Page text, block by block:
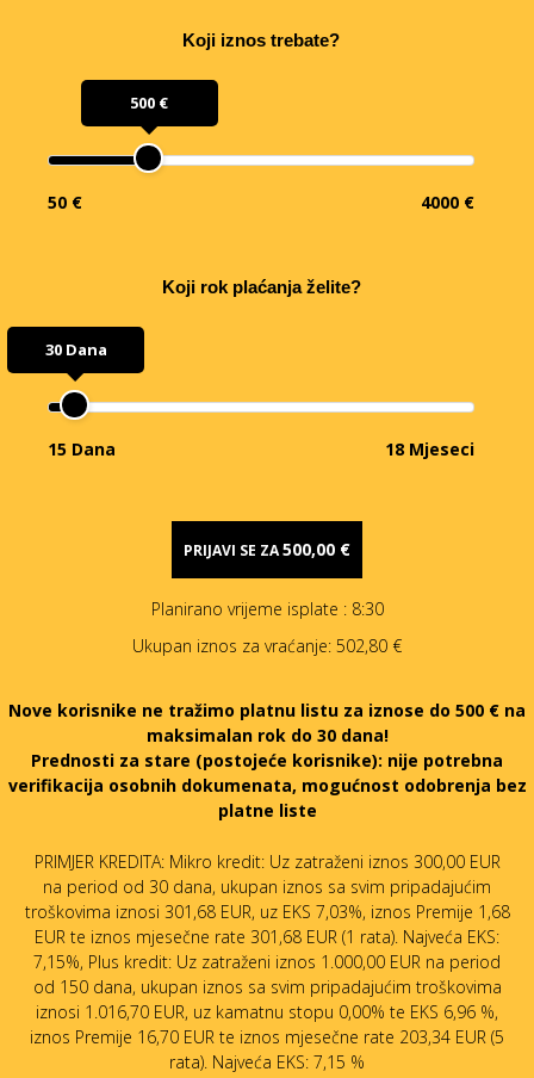
Koji iznos trebate?
500 €
50 € 4000 €
Koji rok plaćanja želite?
30 Dana
15 Dana 18 Mjeseci
PRIJAVI SE ZA500,00 €
Planirano vrijeme isplate : 8:30
Ukupan iznos za vraćanje: 502,80 €
Nove korisnike ne tražimo platnu listu za iznose do 500 € na
maksimalan rok do 30 dana!
Prednosti za stare (postojeće korisnike): nije potrebna
verifikacija osobnih dokumenata, mogućnost odobrenja bez
platne liste
PRIMJER KREDITA: Mikro kredit: Uz zatraženi iznos 300,00 EUR
na period od 30 dana, ukupan iznos sa svim pripadajućim
troškovima iznosi 301,68 EUR, uz EKS 7,03%, iznos Premije 1,68
EUR te iznos mjesečne rate 301,68 EUR (1 rata). Najveća EKS:
7,15%, Plus kredit: Uz zatraženi iznos 1.000,00 EUR na period
od 150 dana, ukupan iznos sa svim pripadajućim troškovima
iznosi 1.016,70 EUR, uz kamatnu stopu 0,00% te EKS 6,96 %,
iznos Premije 16,70 EUR te iznos mjesečne rate 203,34 EUR (5
rata). Najveća EKS: 7,15 %